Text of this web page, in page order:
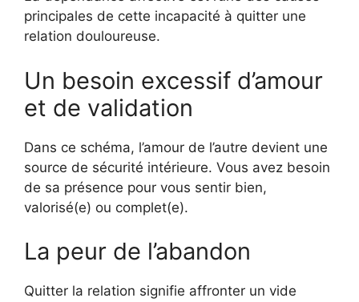
principales de cette incapacité à quitter une
relation douloureuse.
Un besoin excessif d’amour
et de validation
Dans ce schéma, l’amour de l’autre devient une
source de sécurité intérieure. Vous avez besoin
de sa présence pour vous sentir bien,
valorisé(e) ou complet(e).
La peur de l’abandon
Quitter la relation signifie affronter un vide